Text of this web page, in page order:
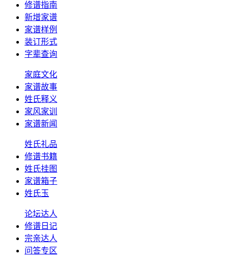
修谱指南
新增家谱
家谱样例
装订形式
字辈查询
家庭文化
家谱故事
姓氏释义
家风家训
家谱新闻
姓氏礼品
修谱书籍
姓氏挂图
家谱箱子
姓氏玉
论坛达人
修谱日记
宗亲达人
问答专区